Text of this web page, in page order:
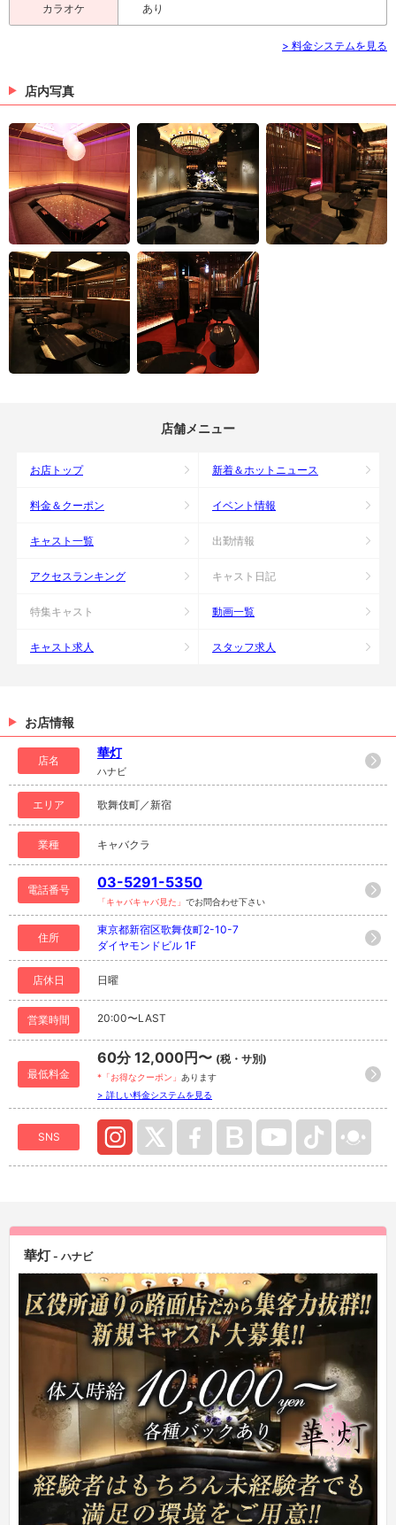
カラオケ あり
> 料金システムを見る
店内写真
店舗メニュー
お店トップ 新着＆ホットニュース
料金＆クーポン イベント情報
キャスト一覧 出勤情報
アクセスランキング キャスト日記
特集キャスト 動画一覧
キャスト求人 スタッフ求人
お店情報
店名
華灯
ハナビ
エリア 歌舞伎町／新宿
業種 キャバクラ
電話番号 03-5291-5350
「キャバキャバ見た」 でお問合わせ下さい
住所
東京都新宿区歌舞伎町2-10-7
ダイヤモンドビル 1F
店休日 日曜
営業時間 20:00〜LAST
最低料金
60分 12,000円〜 (税・サ別)
*「お得なクーポン」 あります
> 詳しい料金システムを見る
SNS
華灯- ハナビ